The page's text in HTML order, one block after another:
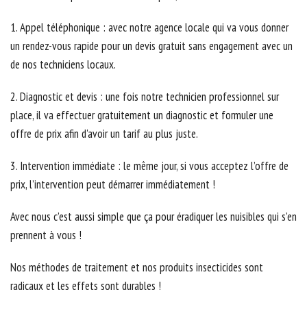
1. Appel téléphonique : avec notre agence locale qui va vous donner
un rendez-vous rapide pour un devis gratuit sans engagement avec un
de nos techniciens locaux.
2. Diagnostic et devis : une fois notre technicien professionnel sur
place, il va effectuer gratuitement un diagnostic et formuler une
offre de prix afin d'avoir un tarif au plus juste.
3. Intervention immédiate : le même jour, si vous acceptez l’offre de
prix, l’intervention peut démarrer immédiatement !
Avec nous c’est aussi simple que ça pour éradiquer les nuisibles qui s’en
prennent à vous !
Nos méthodes de traitement et nos produits insecticides sont
radicaux et les effets sont durables !